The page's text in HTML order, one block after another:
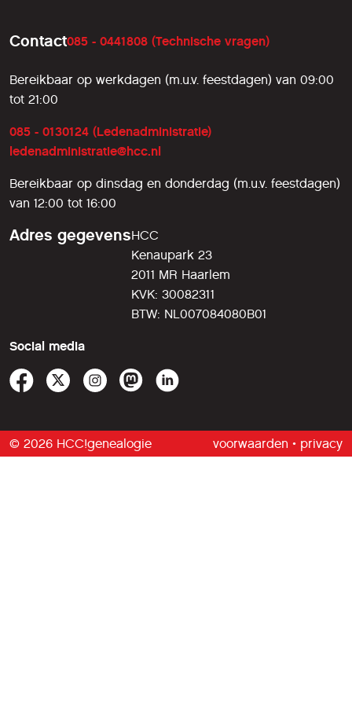
Contact085 - 0441808 (Technische vragen)
Bereikbaar op werkdagen (m.u.v. feestdagen) van 09:00
tot 21:00
085 - 0130124 (Ledenadministratie)
ledenadministratie@hcc.nl
Bereikbaar op dinsdag en donderdag (m.u.v. feestdagen)
van 12:00 tot 16:00
Adres gegevensHCC
Kenaupark 23
2011 MR Haarlem
KVK: 30082311
BTW: NL007084080B01
Social media
© 2026 HCC!genealogie voorwaarden • privacy